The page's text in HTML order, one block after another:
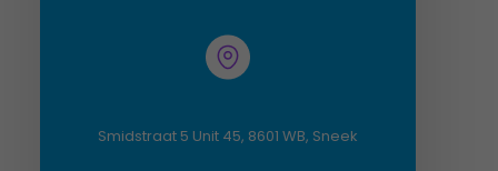
Smidstraat 5 Unit 45, 8601 WB, Sneek